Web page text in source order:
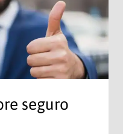
seguro